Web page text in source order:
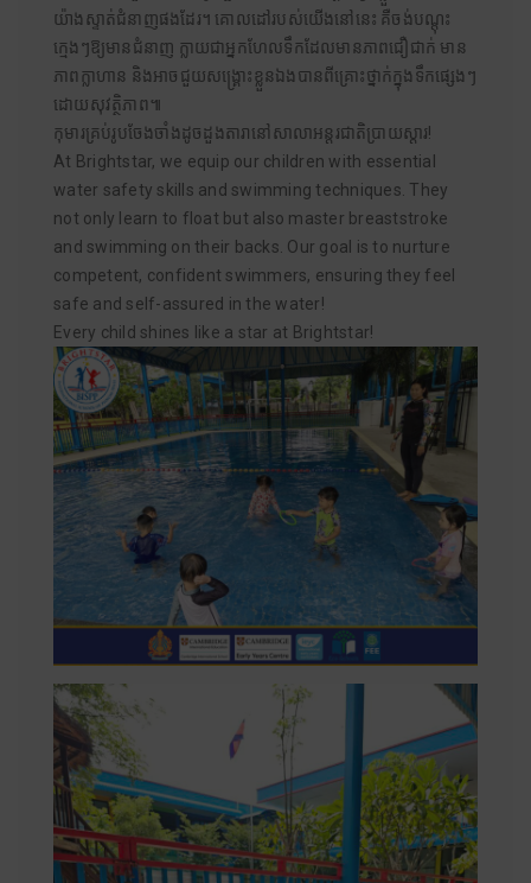
យ៉ាងស្ទាត់ជំនាញផងដែរ។ គោលដៅរបស់យើងនៅនេះ គឺចង់បណ្តុះ
ក្មេងៗឱ្យមានជំនាញ ក្លាយជាអ្នកហែលទឹកដែលមានភាពជឿជាក់ មាន
ភាពក្លាហាន និងអាចជួយសង្រ្គោះខ្លួនឯងបានពីគ្រោះថ្នាក់ក្នុងទឹកផ្សេងៗ
ដោយសុវត្ថិភាព៕
កុមារគ្រប់រូបចែងចាំងដូចដួងតារានៅសាលាអន្តរជាតិប្រាយស្តារ!
At Brightstar, we equip our children with essential
water safety skills and swimming techniques. They
not only learn to float but also master breaststroke
and swimming on their backs. Our goal is to nurture
competent, confident swimmers, ensuring they feel
safe and self-assured in the water!
Every child shines like a star at Brightstar!